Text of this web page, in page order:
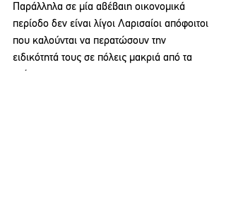
Παράλληλα σε μία αβέβαιη οικονομικά
περίοδο δεν είναι λίγοι Λαρισαίοι απόφοιτοι
που καλούνται να περατώσουν την
ειδικότητά τους σε πόλεις μακριά από τα